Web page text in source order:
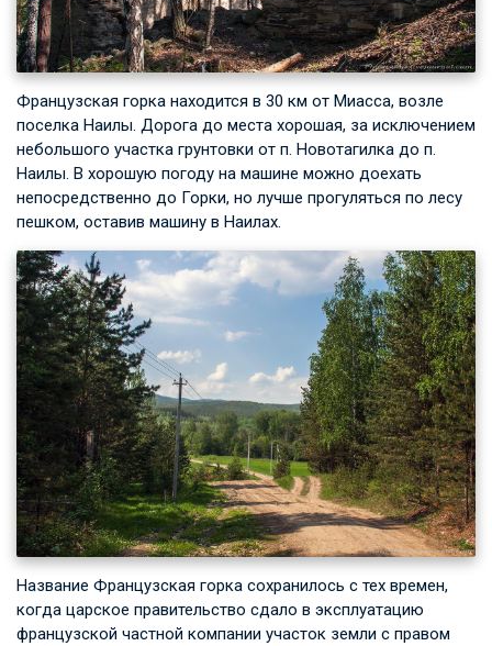
Французская горка находится в 30 км от Миасса, возле
поселка Наилы. Дорога до места хорошая, за исключением
небольшого участка грунтовки от п. Новотагилка до п.
Наилы. В хорошую погоду на машине можно доехать
непосредственно до Горки, но лучше прогуляться по лесу
пешком, оставив машину в Наилах.
Название Французская горка сохранилось с тех времен,
когда царское правительство сдало в эксплуатацию
французской частной компании участок земли с правом